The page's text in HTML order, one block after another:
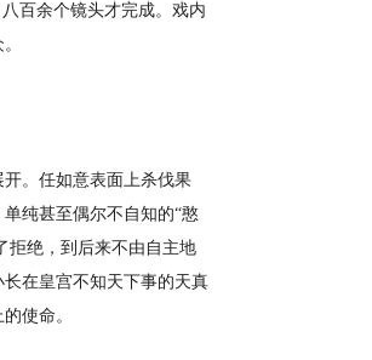
百余个镜头才完成。戏内
。任如意表面上杀伐果
纯甚至偶尔不自知的“憨
拒绝，到后来不由自主地
在皇宫不知天下事的天真
使命。